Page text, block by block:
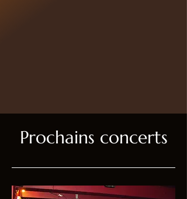
Prochains concerts